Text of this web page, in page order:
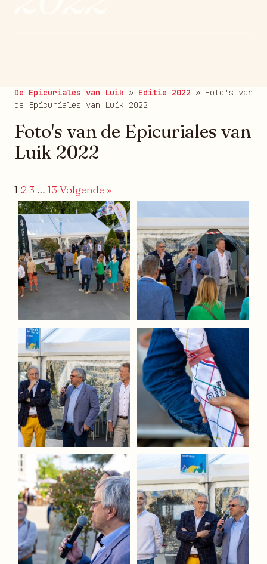
De Epicuriales van Luik » Editie 2022 » Foto's van
de Epicuriales van Luik 2022
Foto's van de Epicuriales van
Luik 2022
1 2 3 … 13 Volgende »